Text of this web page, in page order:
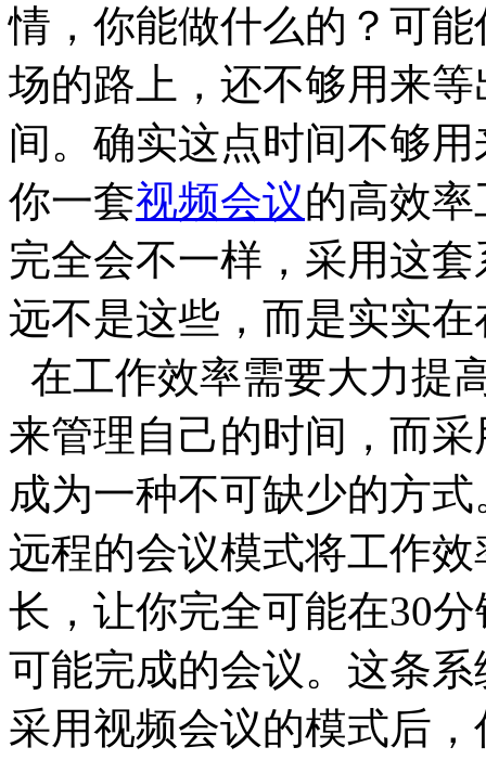
情，你能做什么的？可
场的路上，还不够用来
间。确实这点时间不够
你一套视频会议的高效
完全会不一样，采用这
远不是这些，而是实实
在工作效率需要大力提
来管理自己的时间，而
成为一种不可缺少的方
远程的会议模式将工作
长，让你完全可能在30
可能完成的会议。这条
采用视频会议的模式后